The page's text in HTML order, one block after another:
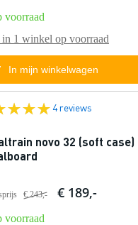
voorraad
1 winkel op voorraad
In mijn winkelwagen
4 reviews
novo 32 (soft case)
€ 243,- € 189,-
voorraad